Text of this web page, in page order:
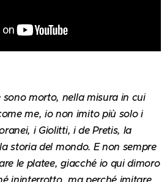
sono morto, nella misura in cui
me, io non imito più solo i
i Giolitti, i de Pretis, la
storia del mondo. E non sempre
le platee, giacché io qui dimoro